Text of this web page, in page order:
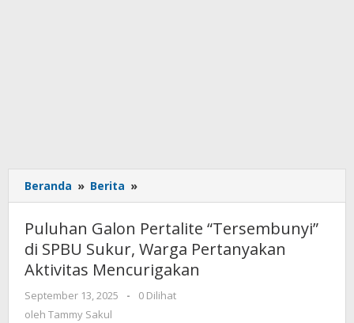
Beranda » Berita »
Galon
Pertalite
“Tersembunyi”
di
SPBU
Warga
Puluhan Galon Pertalite “Tersembunyi”
di SPBU Sukur, Warga Pertanyakan
Aktivitas Mencurigakan
September 13, 2025
oleh
-
0 Dilihat
oleh Tammy Sakul